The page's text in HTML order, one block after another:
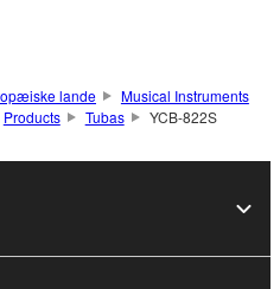
lande
Musical Instruments
Products Tubas YCB-822S